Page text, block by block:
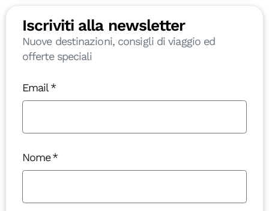
Iscriviti alla newsletter
Nuove destinazioni, consigli di viaggio ed
offerte speciali
Email
Nome